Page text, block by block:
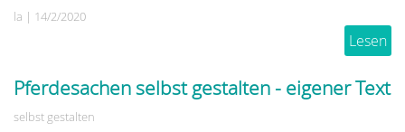
Geschenkideen. Ob selbst gestalten und nach
eigenen Wünschen bedrucken lassen, oder direht
aus dem Pferdezeug-Shop online kaufen - diese
Sachen lasssen die Herzen der Friesenfans höher
schlagen...
la | 14/2/2020
Lesen
Pferdesachen selbst gestalten - eigener Text
selbst gestalten